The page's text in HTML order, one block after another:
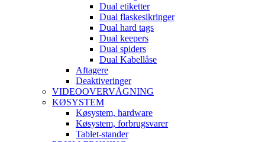
Dual etiketter
Dual flaskesikringer
Dual hard tags
Dual keepers
Dual spiders
Dual Kabellåse
Aftagere
Deaktiveringer
VIDEOOVERVÅGNING
KØSYSTEM
Køsystem, hardware
Køsystem, forbrugsvarer
Tablet-stander